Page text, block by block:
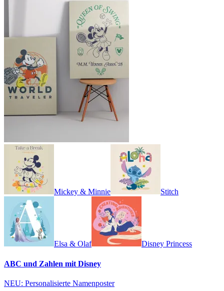
Mickey & Minnie Stitch
Elsa & Olaf Disney Princess
ABC und Zahlen mit Disney
NEU: Personalisierte Namenposter